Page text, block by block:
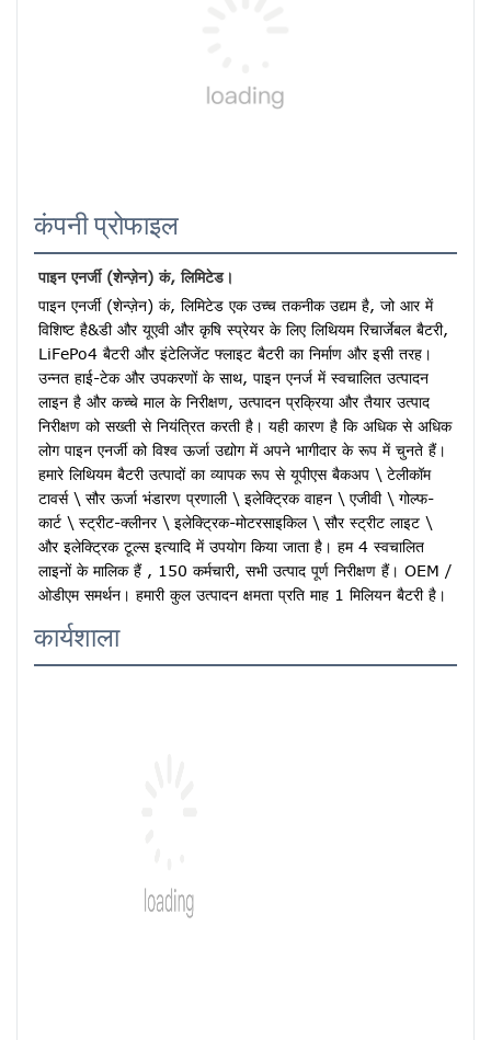
कंपनी प्रोफाइल
पाइन एनर्जी (शेन्ज़ेन) कं, लिमिटेड।
पाइन एनर्जी (शेन्ज़ेन) कं, लिमिटेड एक उच्च तकनीक उद्यम है, जो आर में
विशिष्ट है&डी और यूएवी और कृषि स्प्रेयर के लिए लिथियम रिचार्जेबल बैटरी,
LiFePo4 बैटरी और इंटेलिजेंट फ्लाइट बैटरी का निर्माण और इसी तरह।
उन्नत हाई-टेक और उपकरणों के साथ, पाइन एनर्ज में स्वचालित उत्पादन
लाइन है और कच्चे माल के निरीक्षण, उत्पादन प्रक्रिया और तैयार उत्पाद
निरीक्षण को सख्ती से नियंत्रित करती है। यही कारण है कि अधिक से अधिक
लोग पाइन एनर्जी को विश्व ऊर्जा उद्योग में अपने भागीदार के रूप में चुनते हैं।
हमारे लिथियम बैटरी उत्पादों का व्यापक रूप से यूपीएस बैकअप \ टेलीकॉम
टावर्स \ सौर ऊर्जा भंडारण प्रणाली \ इलेक्ट्रिक वाहन \ एजीवी \ गोल्फ-
कार्ट \ स्ट्रीट-क्लीनर \ इलेक्ट्रिक-मोटरसाइकिल \ सौर स्ट्रीट लाइट \
और इलेक्ट्रिक टूल्स इत्यादि में उपयोग किया जाता है। हम 4 स्वचालित
लाइनों के मालिक हैं , 150 कर्मचारी, सभी उत्पाद पूर्ण निरीक्षण हैं। OEM /
ओडीएम समर्थन। हमारी कुल उत्पादन क्षमता प्रति माह 1 मिलियन बैटरी है।
कार्यशाला